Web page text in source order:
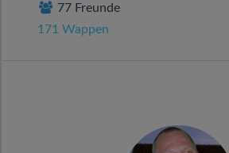
77 Freunde
171 Wappen